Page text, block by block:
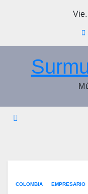
COLOMBIA EMPRESARIO